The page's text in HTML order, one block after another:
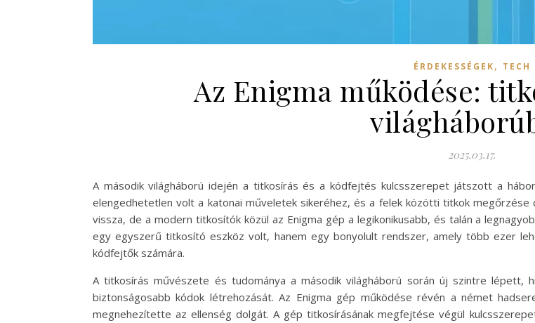
ÉRDEKESSÉGEK, TECH
Az Enigma működése:
2025.03.17.
A második világháború idején a titkosírás és a kódfejtés kulcsszerepet játszott a
elengedhetetlen volt a katonai műveletek sikeréhez, és a felek közötti titkok
vissza, de a modern titkosítók közül az Enigma gép a legikonikusabb, és talán a
egy egyszerű titkosító eszköz volt, hanem egy bonyolult rendszer, amely több ezer
kódfejtők számára.
A titkosírás művészete és tudománya a második világháború során új szintre
biztonságosabb kódok létrehozását. Az Enigma gép működése révén a német
megnehezítette az ellenség dolgát. A gép titkosírásának megfejtése végül